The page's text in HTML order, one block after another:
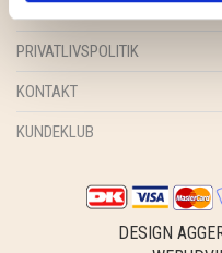
KINTOBE
KOUSTRUP & CO.
PRIVATLIVSPOLITIK
KONTAKT
KUNDEKLUB
DESIGN